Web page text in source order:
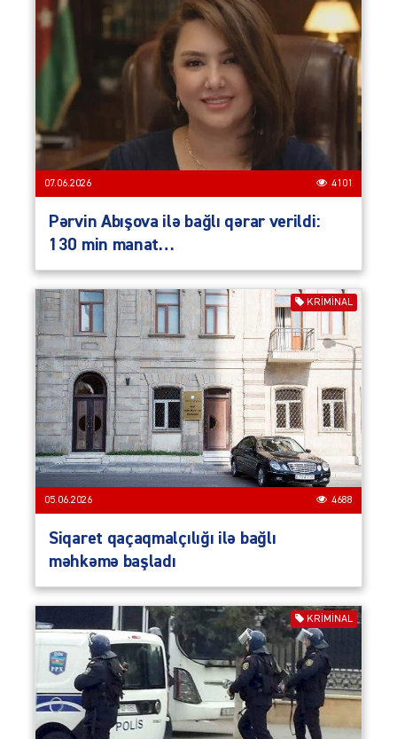
07.06.2026 4101
Pərvin Abışova ilə bağlı qərar verildi:
130 min manat…
KRIMINAL
05.06.2026 4688
Siqaret qaçaqmalçılığı ilə bağlı
məhkəmə başladı
KRIMINAL